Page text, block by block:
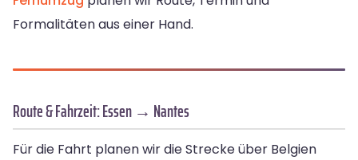
Formalitäten aus einer Hand.
Route & Fahrzeit: Essen → Nantes
Für die Fahrt planen wir die Strecke über Belgien